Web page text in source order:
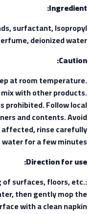
Ingredient:
surfactant, Isopropyl
deionized water.
Caution:
at room temperature.
with other products.
prohibited. Follow local
and contents. Avoid
rinse carefully
for a few minutes.
Direction for use:
of surfaces, floors, etc.:
then gently mop the
with a clean napkin.